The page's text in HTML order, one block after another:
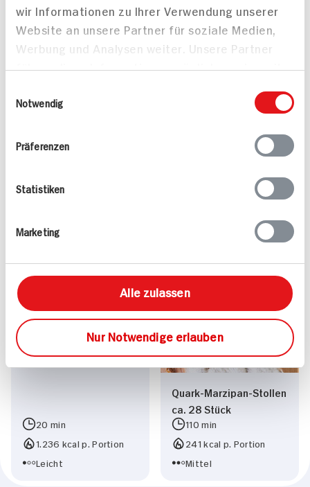
wir Informationen zu Ihrer Verwendung unserer
Website an unsere Partner für soziale Medien,
Werbung und Analysen weiter. Unsere Partner
führen diese Informationen möglicherweise mit
bereitgestellt haben oder die sie im Rahmen
Notwendig
Präferenzen
Statistiken
Marketing
Alle zulassen
Nur Notwendige erlauben
Libbys Schwarzwälder
Petit Fours für 16 Stück
277 kcal p. Portion
Schichtdessert mit
Sahne-Quark,
Mandarinen und
Schoko-Rosinen
Mascarpone Beeren
Dessert für 4 Personen
20 min
1.236 kcal p. Portion
Leicht
Quark-Marzipan-Stollen
ca. 28 Stück
110 min
241 kcal p. Portion
Mittel